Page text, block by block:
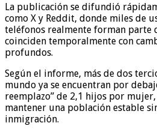
La publicación se difundió
como X y Reddit, donde miles de
teléfonos realmente forman parte
coinciden temporalmente con
profundos.
Según el informe, más de dos
mundo ya se encuentran por
reemplazo” de 2,1 hijos por
mantener una población estable
inmigración.